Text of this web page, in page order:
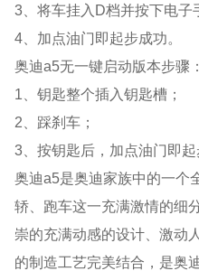
3、将车挂入D档并按下电子
4、加点油门即起步成功。
奥迪a5无一键启动版本步骤：
1、钥匙整个插入钥匙槽；
2、踩刹车；
3、按钥匙后，加点油门即起
奥迪a5是奥迪家族中的一个
轿、跑车这一充满激情的细
崇的充满动感的设计、激动
的制造工艺完美结合，是奥